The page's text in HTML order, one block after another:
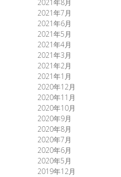
2021年8月
2021年7月
2021年6月
2021年5月
2021年4月
2021年3月
2021年2月
2021年1月
2020年12月
2020年11月
2020年10月
2020年9月
2020年8月
2020年7月
2020年6月
2020年5月
2019年12月